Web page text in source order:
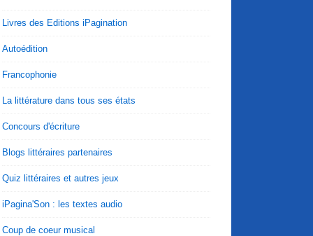
Livres des Editions iPagination
Autoédition
Francophonie
La littérature dans tous ses états
Concours d'écriture
Blogs littéraires partenaires
Quiz littéraires et autres jeux
iPagina'Son : les textes audio
Coup de coeur musical